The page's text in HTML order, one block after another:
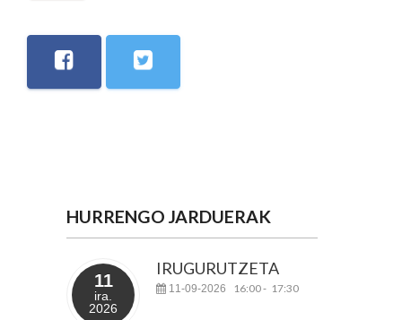
HURRENGO JARDUERAK
11
ira.
2026
IRUGURUTZETA
11-09-2026 16:00- 17:30